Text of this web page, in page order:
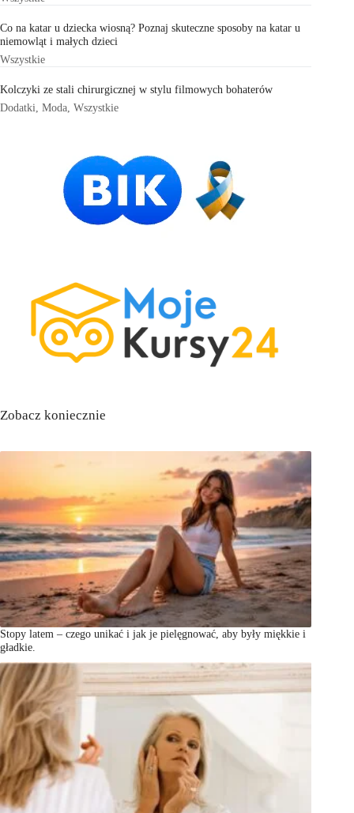
Co na katar u dziecka wiosną? Poznaj skuteczne sposoby na katar u
niemowląt i małych dzieci
Wszystkie
Kolczyki ze stali chirurgicznej w stylu filmowych bohaterów
Dodatki Moda Wszystkie
Zobacz koniecznie
Stopy latem – czego unikać i jak je pielęgnować, aby były miękkie i
gładkie.